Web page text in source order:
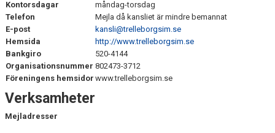
DOKUMENT
Kontorsdagar
måndag-torsdag
Telefon
Mejla då kansliet är mindre bemannat
E-post
kansli@trelleborgsim.se
Hemsida
http://www.trelleborgsim.se
Bankgiro
520-4144
Organisationsnummer 802473-3712
Föreningens hemsidor www.trelleborgsim.se
Verksamheter
Mejladresser